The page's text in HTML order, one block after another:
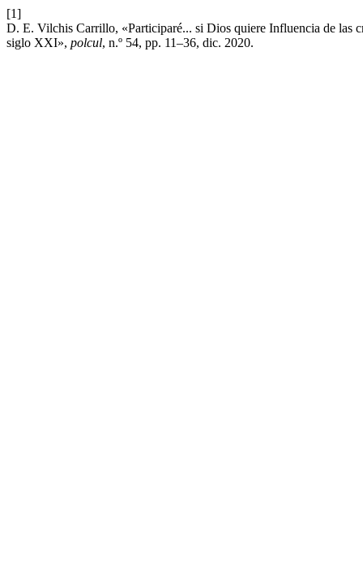
[1]
D. E. Vilchis Carrillo, «Participaré... si Dios quiere Influencia de las
siglo XXI», polcul, n.º 54, pp. 11–36, dic. 2020.